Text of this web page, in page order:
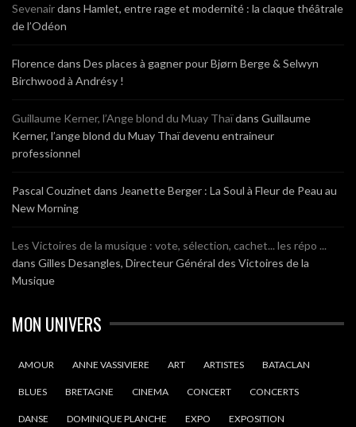
Sevenairdans Hamlet, entre rage et modernité : la claque théâtrale
de l’Odéon
Florencedans Des places à gagner pour Bjørn Berge & Selwyn
Birchwood à Andrésy !
Guillaume Kerner, l’Ange blond du Muay Thaïdans Guillaume
Kerner, l’ange blond du Muay Thaï devenu entraineur
professionnel
Pascal Couzinet dans Jeanette Berger : La Soul à Fleur de Peau au
New Morning
Les Victoires de la musique : vote, sélection, cachet... les répo ...
dans Gilles Desangles, Directeur Général des Victoires de la
Musique
MON UNIVERS
AMOUR ANNE VASSIVIERE ART ARTISTES BATACLAN
BLUES BRETAGNE CINEMA CONCERT CONCERTS
DANSE DOMINIQUE PLANCHE EXPO EXPOSITION